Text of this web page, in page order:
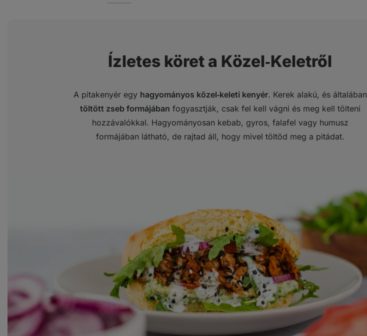
Ízletes köret a Közel‑Keletről
A pitakenyér egy hagyományos közel‑keleti kenyér. Kerek alakú, és általában
töltött zseb formájában fogyasztják, csak fel kell vágni és meg kell tölteni
hozzávalókkal. Hagyományosan kebab, gyros, falafel vagy humusz
formájában látható, de rajtad áll, hogy mivel töltöd meg a pitádat.